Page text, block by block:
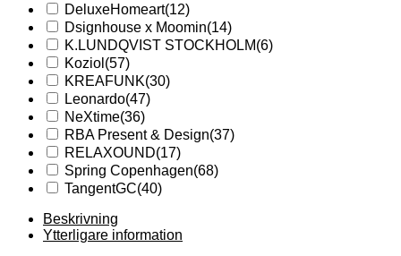
DeluxeHomeart(12)
Dsignhouse x Moomin(14)
K.LUNDQVIST STOCKHOLM(6)
Koziol (57)
KREAFUNK(30)
Leonardo(47)
NeXtime(36)
RBA Present & Design(37)
RELAXOUND(17)
Spring Copenhagen(68)
TangentGC(40)
Beskrivning
Ytterligare information